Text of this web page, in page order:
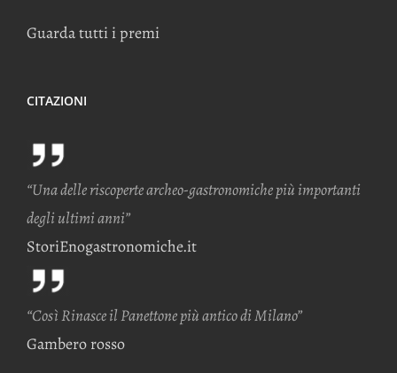
Guarda tutti i premi
CITAZIONI
“Una delle riscoperte archeo-gastronomiche più importanti
degli ultimi anni”
StoriEnogastronomiche.it
“Così Rinasce il Panettone più antico di Milano”
Gambero rosso